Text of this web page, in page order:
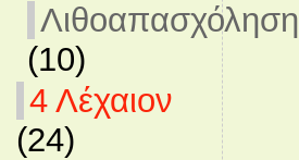
Λιθοαπασχόληση
(10)
4 Λέχαιον
(24)